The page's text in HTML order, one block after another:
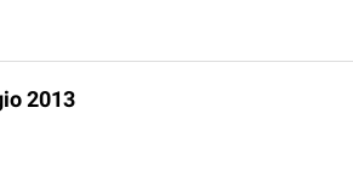
2013